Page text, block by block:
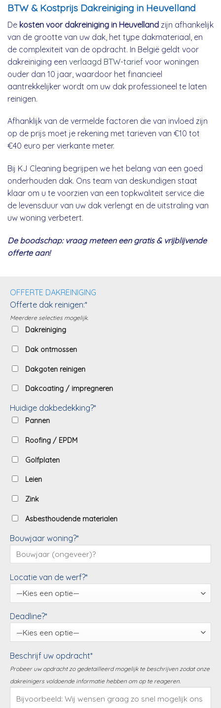
BTW & Kostprijs Dakreiniging in Heuvelland
De kosten voor dakreiniging in Heuvelland zijn afhankelijk
van de grootte van uw dak, het type dakmateriaal, en
de complexiteit van de opdracht. In België geldt voor
dakreiniging een verlaagd BTW-tarief voor woningen
ouder dan 10 jaar, waardoor het financieel
aantrekkelijker wordt om uw dak professioneel te laten
reinigen.
Afhanklijk van de vermelde factoren die van invloed zijn
op de prijs moet je rekening met tarieven van €10 tot
€40 euro per vierkante meter.
Bij KJ Cleaning begrijpen we het belang van een goed
onderhouden dak. Ons team van deskundigen staat
klaar om u te voorzien van een topkwaliteit service die
de levensduur van uw dak verlengt en de uitstraling van
uw woning verbetert.
De boodschap: vraag meteen een gratis & vrijblijvende
offerte aan!
OFFERTE DAKREINIGING
Offerte dak reinigen:*
Meerdere selecties mogelijk.
Dakreiniging
Dak ontmossen
Dakgoten reinigen
Dakcoating / impregneren
Huidige dakbedekking?*
Pannen
Roofing / EPDM
Golfplaten
Leien
Zink
Asbesthoudende materialen
Bouwjaar woning?*
Locatie van de werf?*
Deadline?*
Beschrijf uw opdracht*
Probeer uw opdracht zo gedetailleerd mogelijk te beschrijven zodat onze
dakreinigers voldoende informatie hebben om op te reageren.